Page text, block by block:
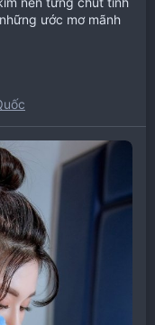
ước mơ mãnh